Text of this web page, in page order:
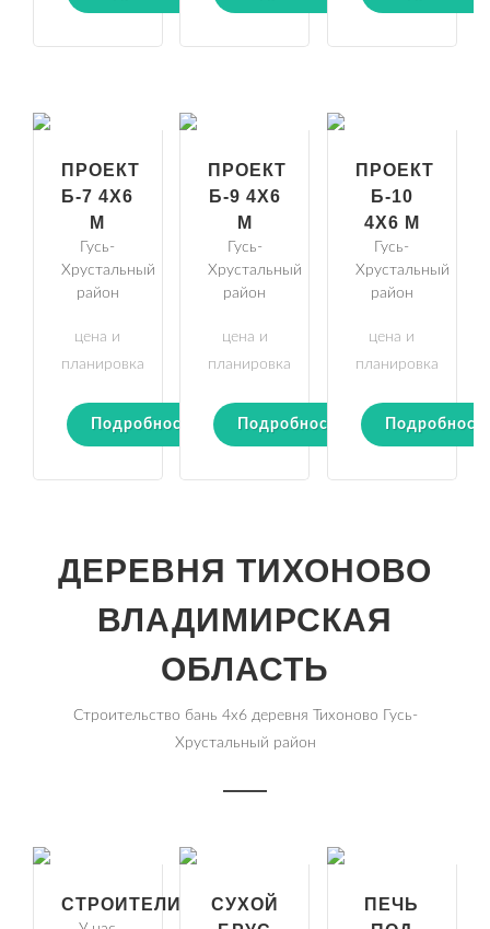
ПРОЕКТ
Б-7 4Х6
М
Гусь-
Хрустальный
район
цена и
планировка
Подробности
ПРОЕКТ
Б-9 4Х6
М
Гусь-
Хрустальный
район
цена и
планировка
Подробности
ПРОЕКТ
Б-10
4Х6 М
Гусь-
Хрустальный
район
цена и
планировка
ДЕРЕВНЯ ТИХОНОВО
ВЛАДИМИРСКАЯ
ОБЛАСТЬ
Строительство бань 4х6 деревня Тихоново Гусь-
Хрустальный район
СТРОИТЕЛИ
СУХОЙ
ПЕЧЬ